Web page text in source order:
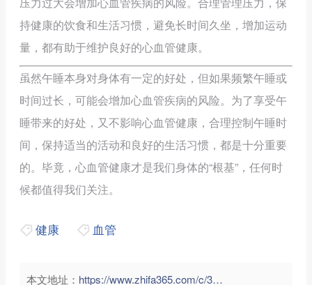
持健康的饮食和生活习惯，避免长时间久坐，增加运动
量，都有助于维护良好的心血管健康。
虽然午睡本身对身体有一定的好处，但如果频繁午睡或
时间过长，可能会增加心血管疾病的风险。为了享受午
睡带来的好处，又不影响心血管健康，合理控制午睡时
间，保持适当的活动和良好的生活习惯，都是十分重要
的。毕竟，心血管健康才是我们身体的“根基”，任何时
候都值得我们关注。
健康 血管
本文地址： https://www.zhifa365.com/c/3SwmGn9VtD5daWpf">